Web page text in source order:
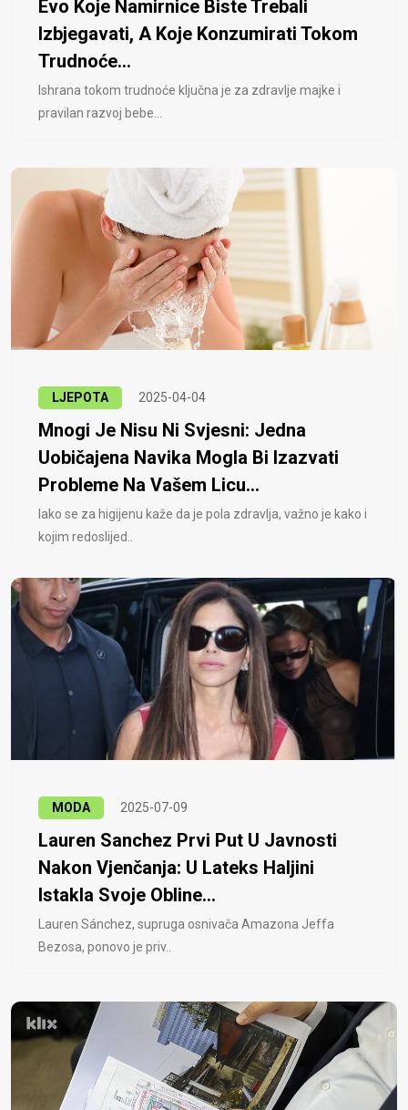
Evo Koje Namirnice Biste Trebali
Izbjegavati, A Koje Konzumirati Tokom
Trudnoće...
Ishrana tokom trudnoće ključna je za zdravlje majke i
pravilan razvoj bebe...
LJEPOTA 2025-04-04
Mnogi Je Nisu Ni Svjesni: Jedna
Uobičajena Navika Mogla Bi Izazvati
Probleme Na Vašem Licu...
Iako se za higijenu kaže da je pola zdravlja, važno je kako i
kojim redoslijed..
MODA 2025-07-09
Lauren Sanchez Prvi Put U Javnosti
Nakon Vjenčanja: U Lateks Haljini
Istakla Svoje Obline...
Lauren Sánchez, supruga osnivača Amazona Jeffa
Bezosa, ponovo je priv..